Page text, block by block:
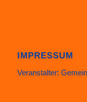
IMPRESSUM
Veranstalter: